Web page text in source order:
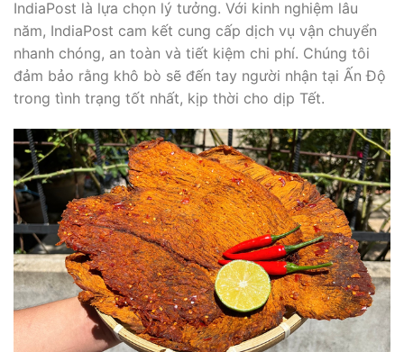
IndiaPost là lựa chọn lý tưởng. Với kinh nghiệm lâu
năm, IndiaPost cam kết cung cấp dịch vụ vận chuyển
nhanh chóng, an toàn và tiết kiệm chi phí. Chúng tôi
đảm bảo rằng khô bò sẽ đến tay người nhận tại Ấn Độ
trong tình trạng tốt nhất, kịp thời cho dịp Tết.